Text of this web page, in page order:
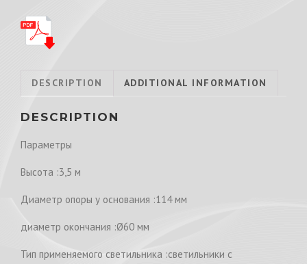
DESCRIPTION ADDITIONAL INFORMATION
DESCRIPTION
Параметры
Высота :3,5 м
Диаметр опоры у основания :114 мм
диаметр окончания :Ø60 мм
Тип применяемого светильника :светильники с